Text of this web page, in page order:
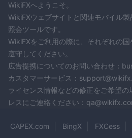
際には、関連するリスクに注意するこ
ローカーのウェブサイト、電子メー
書類が提供されていないため、その合
なる懸念が生じています。潜在的な顧
を払い、リスクを考慮する必要があり
市場手段
外国為替:
クセスを提供します。トレーダーは以
WikiFXへようこそ。
WikiFXウェブサイトと関連モバイル
照会ツールです。
WikiFXをご利用の際に、それぞれの
遵守してください。
広告提携についてのお問い合わせ：
カスタマーサービス：
ライセンス情報などの修正をご希望
レスにご連絡ください：
CAPEX.com BingX FXCess